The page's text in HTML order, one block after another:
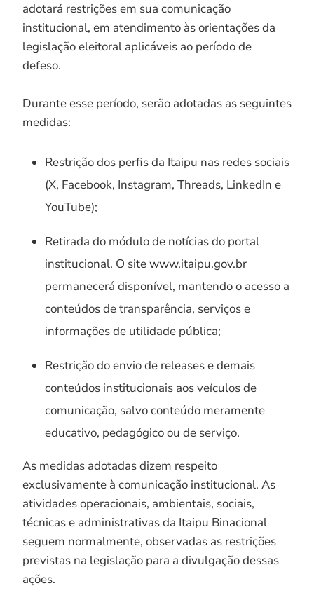
adotará restrições em sua comunicação
institucional, em atendimento às orientações da
legislação eleitoral aplicáveis ao período de
defeso.
Durante esse período, serão adotadas as seguintes
medidas:
Restrição dos perfis da Itaipu nas redes sociais
(X, Facebook, Instagram, Threads, LinkedIn e
YouTube);
Retirada do módulo de notícias do portal
institucional. O site www.itaipu.gov.br
permanecerá disponível, mantendo o acesso a
conteúdos de transparência, serviços e
informações de utilidade pública;
Restrição do envio de releases e demais
conteúdos institucionais aos veículos de
comunicação, salvo conteúdo meramente
educativo, pedagógico ou de serviço.
As medidas adotadas dizem respeito
exclusivamente à comunicação institucional. As
atividades operacionais, ambientais, sociais,
técnicas e administrativas da Itaipu Binacional
seguem normalmente, observadas as restrições
previstas na legislação para a divulgação dessas
ações.